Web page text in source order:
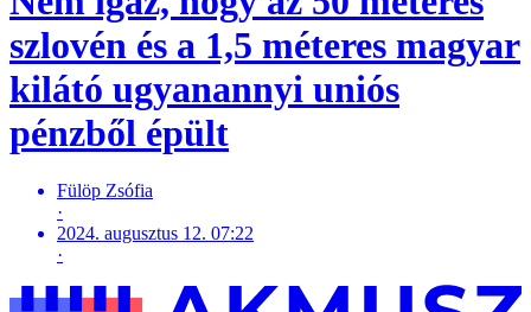
szlovén és a 1,5 méteres magyar
kilátó ugyanannyi uniós
pénzből épült
Fülöp Zsófia
·
2024. augusztus 12. 07:22
·